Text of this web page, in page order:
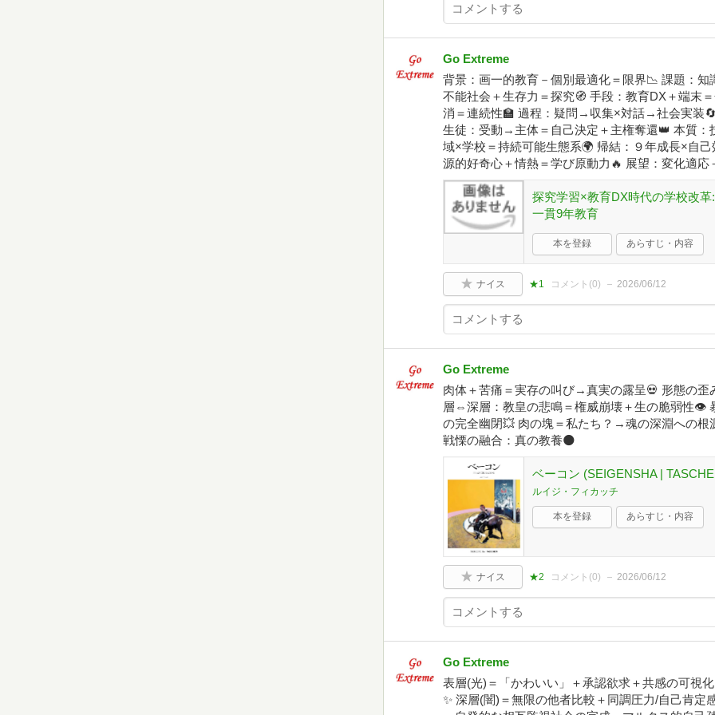
Go Extreme
背景：画一的教育－個別最適化＝限界📉 課題：
不能社会＋生存力＝探究🧭 手段：教育DX＋端末
消＝連続性🏫 過程：疑問→収集×対話→社会実装
生徒：受動→主体＝自己決定＋主権奪還👑 本質
域×学校＝持続可能生態系🌍 帰結：９年成長×自
源的好奇心＋情熱＝学び原動力🔥 展望：変化適応
探究学習×教育DX時代の学校改
一貫9年教育
本を登録 あらすじ・内容
ナイス ★1 コメント(0) 2026/06/12
Go Extreme
肉体＋苦痛＝実存の叫び→真実の露呈💀 形態の歪
層⇔深層：教皇の悲鳴＝権威崩壊＋生の脆弱性👁️
の完全幽閉💥 肉の塊＝私たち？→魂の深淵への根
戦慄の融合：真の教養🌑
ベーコン (SEIGENSHA |
ルイジ・フィカッチ
本を登録 あらすじ・内容
ナイス ★2 コメント(0) 2026/06/12
Go Extreme
表層(光)＝「かわいい」＋承認欲求＋共感の可視
✨ 深層(闇)＝無限の他者比較＋同調圧力/自己肯定